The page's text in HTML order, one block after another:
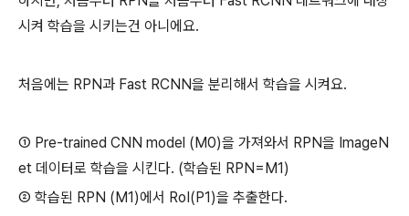
시켜 학습을 시키는건 아니에요.
처음에는 RPN과 Fast RCNN을 분리해서 학습을 시켜요.
① Pre-trained CNN model (M0)을 가져와서 RPN을 ImageN
et 데이터로 학습을 시킨다. (학습된 RPN=M1)
② 학습된 RPN (M1)에서 RoI(P1)을 추출한다.